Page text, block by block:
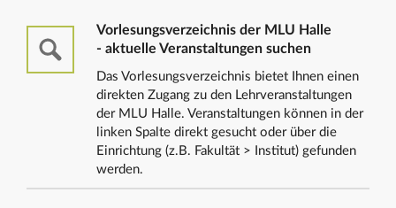
Vorlesungsverzeichnis der MLU Halle
- aktuelle Veranstaltungen suchen
Das Vorlesungsverzeichnis bietet Ihnen einen
direkten Zugang zu den Lehrveranstaltungen
der MLU Halle. Veranstaltungen können in der
linken Spalte direkt gesucht oder über die
Einrichtung (z.B. Fakultät > Institut) gefunden
werden.